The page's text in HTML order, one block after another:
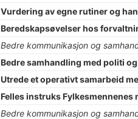
Vurdering av egne rutiner og
Beredskapsøvelser hos
Bedre kommunikasjon og
Bedre samhandling med politi
Utrede et operativt samarbeid
Felles instruks Fylkesmennenes
Bedre kommunikasjon og